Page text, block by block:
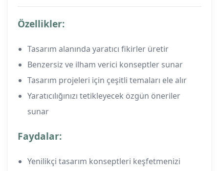
Özellikler:
Tasarım alanında yaratıcı fikirler üretir
Benzersiz ve ilham verici konseptler sunar
Tasarım projeleri için çeşitli temaları ele alır
Yaratıcılığınızı tetikleyecek özgün öneriler
sunar
Faydalar:
Yenilikçi tasarım konseptleri keşfetmenizi